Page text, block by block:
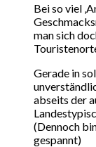
Bei so viel
man sich
Gerade in
abseits der
(Dennoch
gespannt)